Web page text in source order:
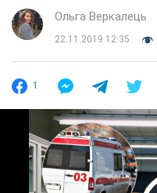
Ольга Веркалець
22.11.2019 12:35
1